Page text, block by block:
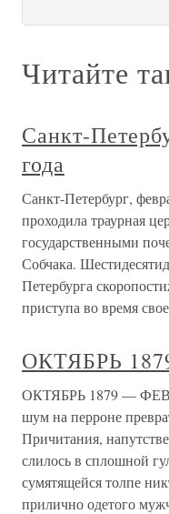
Читайте
Санкт-
года
Санкт-Петербург,
проходила траурная
государственными
Собчака.
Петербурга
приступа во время
ОКТЯБРЬ
ОКТЯБРЬ 1879 —
шум на перроне
Причитания,
слилось в сплошной
сумятящейся толпе
прилично одетого